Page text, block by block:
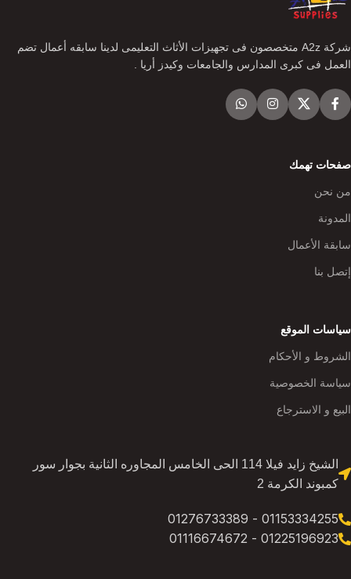
شركة A2z متخصصون فى تجهيزات الأثاث التعليمى لدينا سابقه أعمال تضم
العمل فى كبرى المدارس والجامعات وكيدز أريا .
صفحات تهمك
من نحن
المدونة
سابقة الأعمال
إتصل بنا
سياسات الموقع
الشروط و الأحكام
سياسة الخصوصية
البيع و الاسترجاع
الشيخ زايد فيلا 114 الحى الخامس المجاوره الثانية بجوار سور
كمبوند الكرمة 2
01153334255 - 01276733389
01225196923 - 01116674672